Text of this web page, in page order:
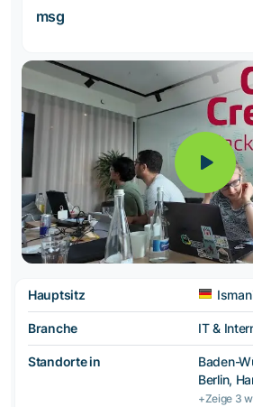
msg
Hauptsitz
Branche IT &
Standorte in
Baden-
Berlin,
+Zeige 3